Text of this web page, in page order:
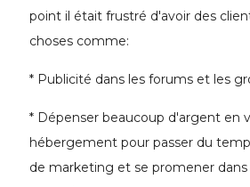
point il était frustré d'avoir des
choses comme:
* Publicité dans les forums et les
* Dépenser beaucoup d'argent en
hébergement pour passer du
de marketing et se promener